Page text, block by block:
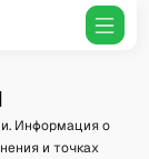
Информация о
и точках